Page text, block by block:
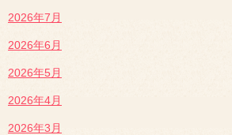
2026年7月
2026年6月
2026年5月
2026年4月
2026年3月